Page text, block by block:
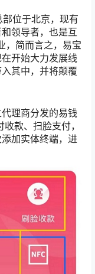
位于北京，现有
领导者，也是互
，简而言之，易宝
开始大力发展线
其中，并将颠覆
理商分发的易钱
款、扫脸支付，
加实体终端，进